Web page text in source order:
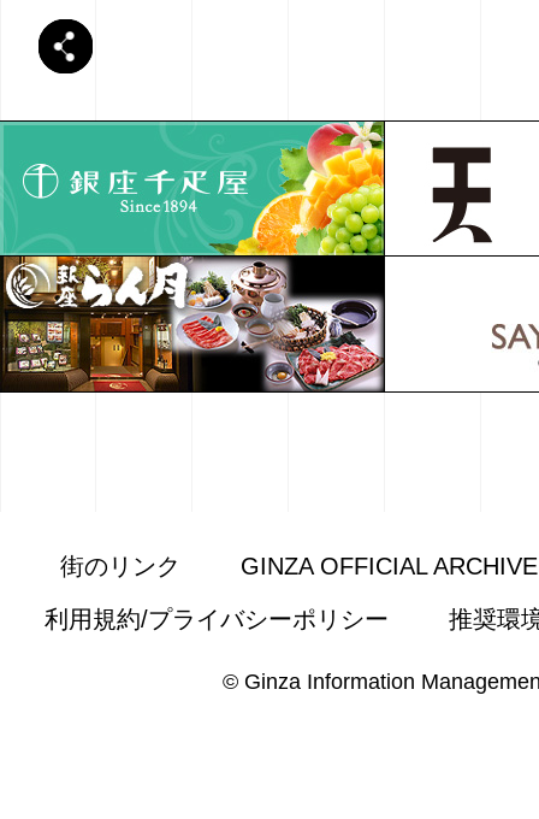
街のリンク
GINZA OFFICIAL
利用規約/プライバシーポリシー
推奨環
© Ginza Information